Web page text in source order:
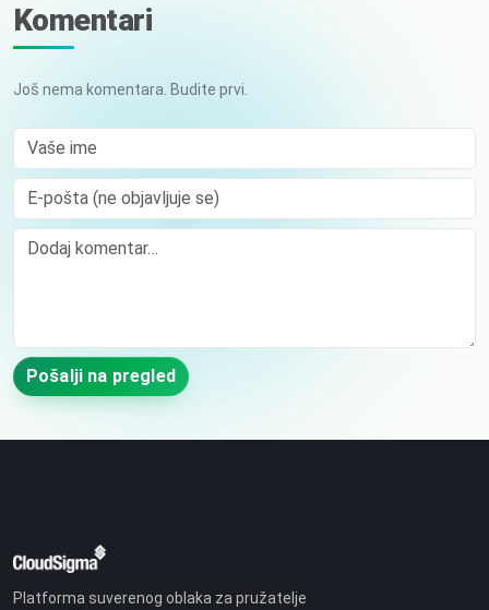
Komentari
Još nema komentara. Budite prvi.
Vaše ime
E-pošta (ne objavljuje se)
Comment
Pošalji na pregled
Platforma suverenog oblaka za pružatelje